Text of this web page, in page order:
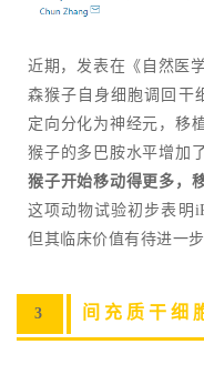
近期，发表在《自然医
森猴子自身细胞调回干
定向分化为神经元，移
猴子的多巴胺水平增加
猴子开始移动得更多，
这项动物试验初步表明
但其临床价值有待进一步
3 间充质干细